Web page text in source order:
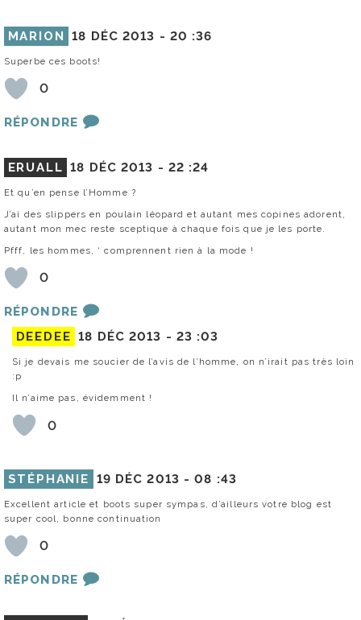
MARION 18 DÉC 2013 - 20 :36
Superbe ces boots!
0
RÉPONDRE
ERUALL 18 DÉC 2013 - 22 :24
Et qu’en pense l’Homme ?
J’ai des slippers en poulain léopard et autant mes copines adorent,
autant mon mec reste sceptique à chaque fois que je les porte.
Pfff, les hommes, ‘ comprennent rien à la mode !
0
RÉPONDRE
DEEDEE 18 DÉC 2013 - 23 :03
Si je devais me soucier de l’avis de l’homme, on n’irait pas très loin
:p
Il n’aime pas, évidemment !
0
STÉPHANIE 19 DÉC 2013 -08 :43
Excellent article et boots super sympas, d’ailleurs votre blog est
super cool, bonne continuation
0
RÉPONDRE